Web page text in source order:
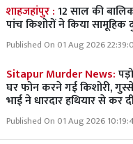
शाहजहांपुर :12 साल की
पांच किशोरों ने किया सामूहिक
Published On 01 Aug 2026
Sitapur Murder News:
घर फोन करने गई किशोरी,
भाई ने धारदार हथियार से कर
Published On 01 Aug 2026